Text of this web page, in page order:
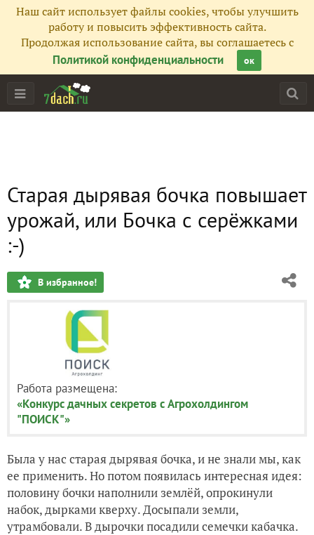
Наш сайт использует файлы cookies, чтобы улучшить
работу и повысить эффективность сайта.
Продолжая использование сайта, вы соглашаетесь с
Политикой конфиденциальности
ок
Старая дырявая бочка повышает
урожай, или Бочка с серёжками
:-)
В избранное!
Работа размещена:
«Конкурс дачных секретов с Агрохолдингом
"ПОИСК"»
Была у нас старая дырявая бочка, и не знали мы, как
ее применить. Но потом появилась интересная идея:
половину бочки наполнили землёй, опрокинули
набок, дырками кверху. Досыпали земли,
утрамбовали. В дырочки посадили семечки кабачка.